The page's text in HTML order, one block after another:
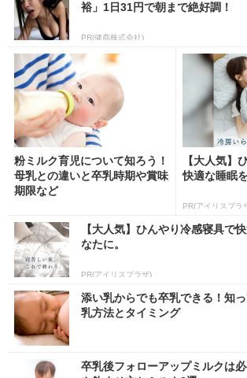
裕」1日31円で朝まで絶好調！
PR(健商株式会社)
粉ミルク育児について知ろう！
母乳との違いと卒乳時期や賞味
期限など
【大人気】
快適な睡眠
PR(アイリスプラ
【大人気】ひんやり冷感寝具で
なたに。
PR(アイリスプラザ)
添い乳からでも卒乳できる！知
乳方法とタイミング
卒乳後フォローアップミルクは